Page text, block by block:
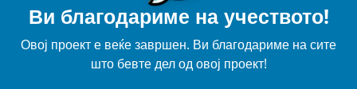
Ви благодариме на учеството!
Овој проект е веќе завршен. Ви благодариме на сите
што бевте дел од овој проект!